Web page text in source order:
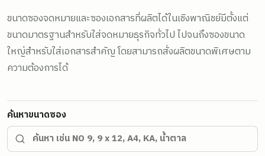
ขนาดซองจดหมายและซองเอกสารที่ผลิตได้ในเชิงพาณิชย์มีตั้งแต่
ขนาดมาตรฐานสำหรับใส่จดหมายธุรกิจทั่วไป ไปจนถึงซองขนาด
ใหญ่สำหรับใส่เอกสารสำคัญ โดยสามารถสั่งผลิตขนาดพิเศษตาม
ความต้องการได้
ค้นหาขนาดซอง